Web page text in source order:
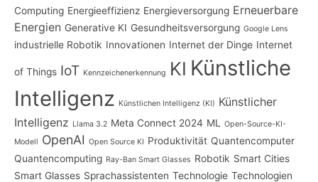
Computing Energieeffizienz Energieversorgung Erneuerbare
Energien Generative KI Gesundheitsversorgung Google Lens
industrielle Robotik Innovationen Internet der Dinge Internet
of Things IoT Kennzeichenerkennung KI Künstliche
Intelligenz Künstlichen Intelligenz (KI) Künstlicher
Intelligenz Llama 3.2 Meta Connect 2024 ML
Open-Source-KI-
Modell OpenAI Open Source KI Produktivität Quantencomputer
Quantencomputing Ray-Ban Smart Glasses Robotik Smart Cities
Smart Glasses Sprachassistenten Technologie Technologien